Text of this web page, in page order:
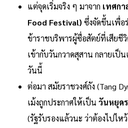
แต่จุดเริ่มจริง ๆ มาจาก เทศก
Food Festival) ซึ่งจัดขึ้นเพื่อ
ข้าราชบริพารผู้ซื่อสัตย์ที่เสียชี
เข้ากับวันกวาดสุสาน กลายเป็
วันนี้
ต่อมา สมัยราชวงศ์ถัง (Tang
เม้งถูกประกาศให้เป็น วันหยุด
(รัฐรับรองแล้วนะ ว่าต้องไปไห